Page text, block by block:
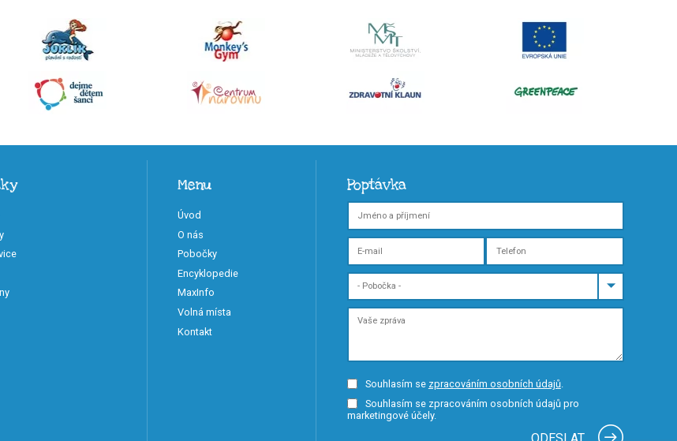
Menu
Úvod
O nás
Pobočky
Encyklopedie
MaxInfo
Volná místa
Kontakt
Poptávka
Souhlasím se zpracováním osobních údajů.
Souhlasím se zpracováním osobních údajů pro
marketingové účely.